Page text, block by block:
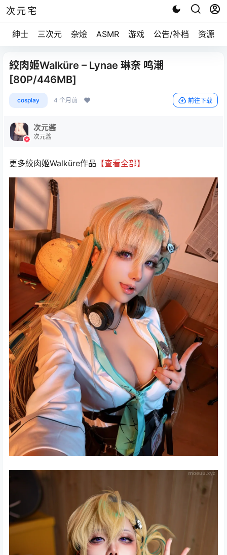
次元宅
绅士 三次元 杂烩 ASMR 游戏 公告/补档 资源求
絞肉姬Walküre – Lynae 琳奈 鸣潮
[80P/446MB]
cosplay 4 个月前 前往下载
次元酱
次元酱
更多絞肉姬Walküre作品 【查看全部】